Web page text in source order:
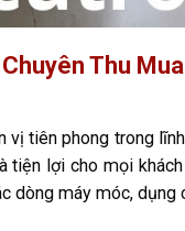
Thu
vị tiên phong trong
tiện lợi cho mọi
dòng máy móc, dụng